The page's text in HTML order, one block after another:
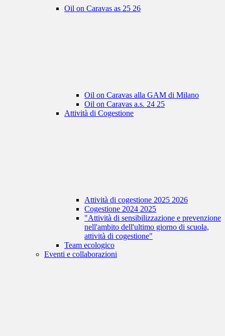
Oil on Caravas as 25 26
Oil on Caravas alla GAM di Milano
Oil on Caravas a.s. 24 25
Attività di Cogestione
Attività di cogestione 2025 2026
Cogestione 2024 2025
"Attività di sensibilizzazione e prevenzione
nell'ambito dell'ultimo giorno di scuola,
attività di cogestione"
Team ecologico
Eventi e collaborazioni